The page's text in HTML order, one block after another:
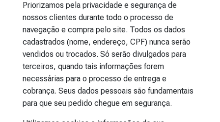
Priorizamos pela privacidade e segurança de
nossos clientes durante todo o processo de
navegação e compra pelo site. Todos os dados
cadastrados (nome, endereço, CPF) nunca serão
vendidos ou trocados. Só serão divulgados para
terceiros, quando tais informações forem
necessárias para o processo de entrega e
cobrança. Seus dados pessoais são fundamentais
para que seu pedido chegue em segurança.